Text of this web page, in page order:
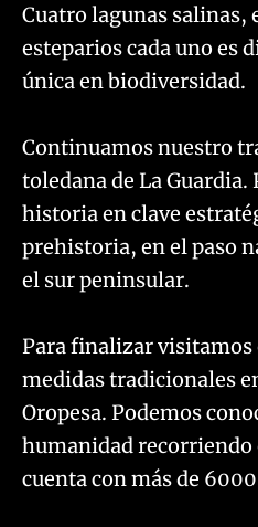
Cuatro lagunas salinas,
esteparios cada uno es
única en biodiversidad.
Continuamos nuestro
toledana de La Guardia.
historia en clave
prehistoria, en el paso
el sur peninsular.
Para finalizar visitamos
medidas tradicionales
Oropesa. Podemos
humanidad recorriendo
cuenta con más de